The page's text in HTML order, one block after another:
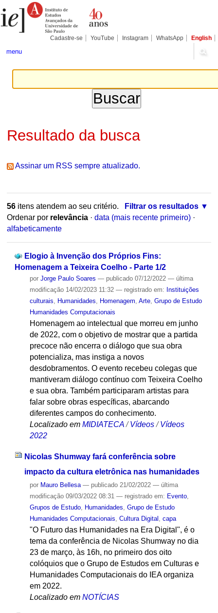
para
conteúdo.
Pessoais
Cadastre-se YouTube Instagram WhatsApp English
menu
Resultado da busca
Assinar um RSS sempre atualizado.
56itens atendem ao seu critério.
Filtrar os resultados
Ordenar por relevância · data (mais recente primeiro) ·
alfabeticamente
Elogio à Invenção dos Próprios Fins:
Homenagem a Teixeira Coelho - Parte 1/2
por Jorge Paulo Soares — publicado07/12/2022 — última
modificação14/02/2023 11:32 — registrado em: Instituições
culturais
Humanidades Homenagem Arte, Grupo de Estudo
Humanidades Computacionais
Homenagem ao intelectual que morreu em junho
de 2022, com o objetivo de mostrar que a partida
precoce não encerra o diálogo que sua obra
potencializa, mas instiga a novos
desdobramentos. O evento recebeu colegas que
mantiveram diálogo contínuo com Teixeira Coelho
e sua obra. Também participaram artistas para
falar sobre obras específicas, abarcando
diferentes campos do conhecimento.
Localizado em MIDIATECA /Vídeos /Vídeos
2022
Nicolas Shumway fará conferência sobre
impacto da cultura eletrônica nas humanidades
por Mauro Bellesa — publicado21/02/2022 — última
modificação09/03/2022 08:31 — registrado em: Evento,
Grupos de Estudo, Humanidades Grupo de Estudo
Humanidades Computacionais Cultura Digital capa
"O Futuro das Humanidades na Era Digital", é o
tema da conferência de Nicolas Shumway no dia
23 de março, às 16h, no primeiro dos oito
colóquios que o Grupo de Estudos em Culturas e
Humanidades Computacionais do IEA organiza
em 2022.
Localizado em NOTÍCIAS